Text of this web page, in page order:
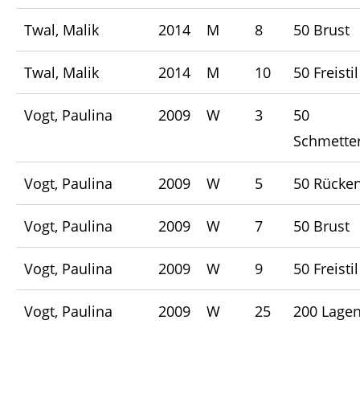
Twal, Malik 2014 M 8 50 Brust
Twal, Malik 2014 M 10 50 Freistil
Vogt, Paulina 2009 W 3
50
Vogt, Paulina 2009 W 5 50
Vogt, Paulina 2009 W 7 50 Brust
Vogt, Paulina 2009 W 9 50 Freistil
Vogt, Paulina 2009 W 25 200